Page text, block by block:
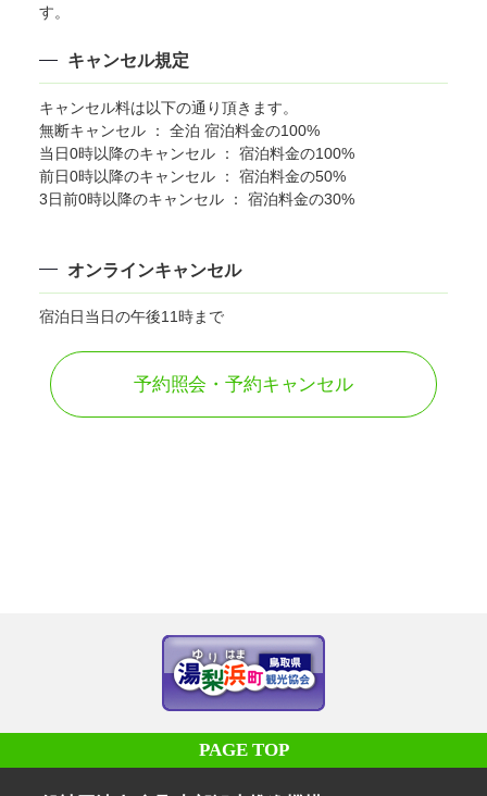
す。
キャンセル規定
キャンセル料は以下の通り頂きます。
無断キャンセル ： 全泊 宿泊料金の100%
当日0時以降のキャンセル ： 宿泊料金の100%
前日0時以降のキャンセル ： 宿泊料金の50%
3日前0時以降のキャンセル ： 宿泊料金の30%
オンラインキャンセル
宿泊日当日の午後11時まで
予約照会・予約キャンセル
PAGE TOP